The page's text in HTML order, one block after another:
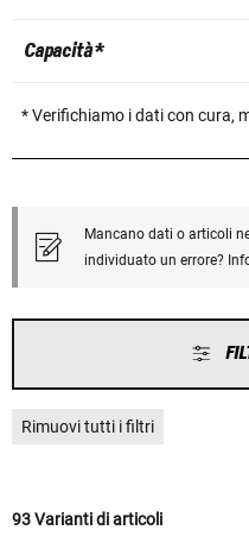
Capacità *
* Verifichiamo i dati con cura,
Mancano dati o articoli
individuato un errore?
Rimuovi tutti i filtri
93 Varianti di articoli